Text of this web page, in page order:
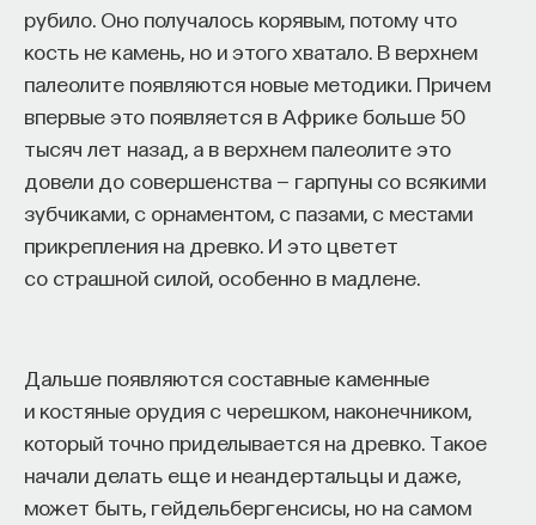
рубило. Оно получалось корявым, потому что
кость не камень, но и этого хватало. В верхнем
палеолите появляются новые методики. Причем
впервые это появляется в Африке больше 50
тысяч лет назад, а в верхнем палеолите это
довели до совершенства — гарпуны со всякими
зубчиками, с орнаментом, с пазами, с местами
прикрепления на древко. И это цветет
со страшной силой, особенно в мадлене.
Дальше появляются составные каменные
и костяные орудия с черешком, наконечником,
который точно приделывается на древко. Такое
начали делать еще и неандертальцы и даже,
может быть, гейдельбергенсисы, но на самом
Это пьеса, которая позволяет себе
перемешивать все привычные нормы. Она
состоит из трех действий и может включить
в себя абсолютно любое содержание, будь
то комедия плаща и шпаги, драматизированные
жития святых или придворная мифологическая
пьеса. Эта комедия становится на ближайшие
восемь десятков лет главным и наиболее
удобным способом реализации любых
дама, галант, старик, слуги, которые помогают
персонаж, его называют грасьосо, который чаще
ее разрешить. Достаточно вспомнить Тристана